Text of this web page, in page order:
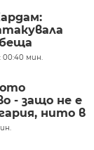
00:40 мин.
- защо не е
нито в